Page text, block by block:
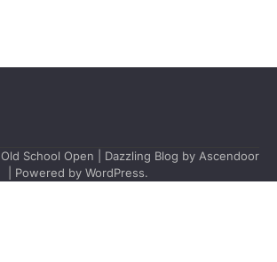
Old School Open | Dazzling Blog by Ascendoor
| Powered by WordPress.